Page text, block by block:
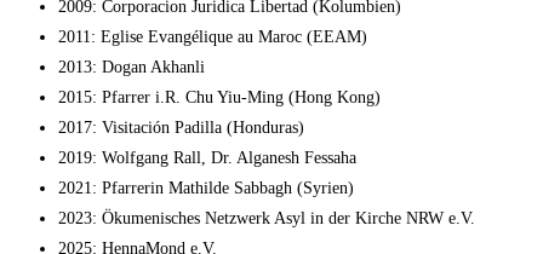
2009: Corporacion Juridica Libertad (Kolumbien)
2011: Eglise Evangélique au Maroc (EEAM)
2013: Dogan Akhanli
2015: Pfarrer i.R. Chu Yiu-Ming (Hong Kong)
2017: Visitación Padilla (Honduras)
2019: Wolfgang Rall, Dr. Alganesh Fessaha
2021: Pfarrerin Mathilde Sabbagh (Syrien)
2023: Ökumenisches Netzwerk Asyl in der Kirche NRW e.V.
2025: HennaMond e.V.